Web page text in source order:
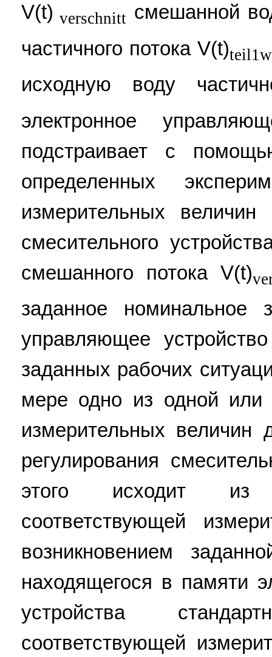
V(t) verschnitt смешанной
частичного потока V(t)
исходную воду
электронное
подстраивает с
определенных
измерительных величин
смесительного
смешанного потока V(t)
заданное номинальное
управляющее
заданных рабочих
мере одно из одной или
измерительных величин
регулирования
этого исходит из
соответствующей
возникновением
находящегося в памяти
устройства
соответствующей